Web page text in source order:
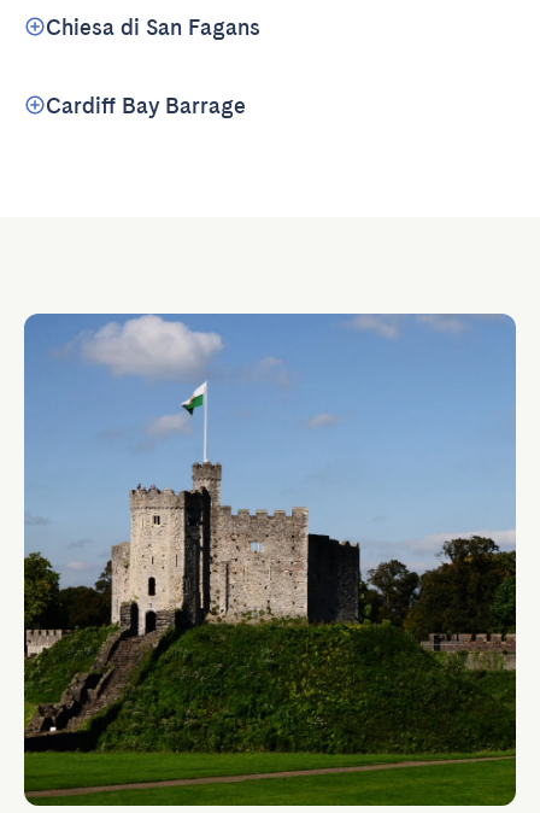
Chiesa di San Fagans
Cardiff Bay Barrage